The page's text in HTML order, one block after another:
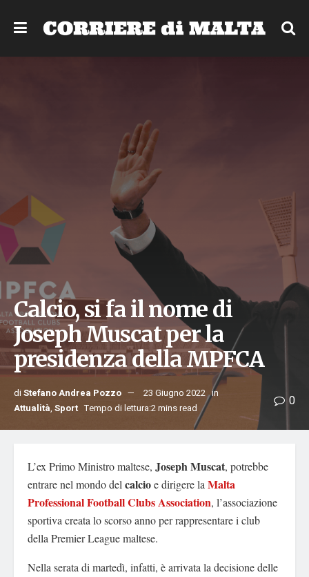
Calcio, si fa il nome di
Joseph Muscat per la
presidenza della MPFCA
diStefano Andrea Pozzo 23 Giugno 2022 in
Attualità, Sport Tempo di lettura:2 mins read 0
L’ex Primo Ministro maltese, Joseph Muscat, potrebbe
entrare nel mondo del calcioe dirigere la Malta
Professional Football Clubs Association, l’associazione
sportiva creata lo scorso anno per rappresentare i club
della Premier League maltese.
Nella serata di martedì, infatti, è arrivata la decisione delle